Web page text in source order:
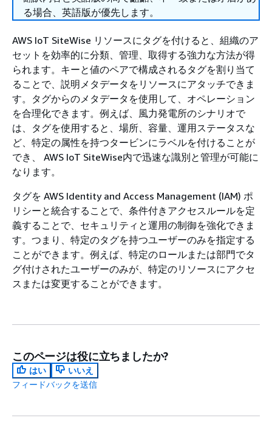
る場合、英語版が優先します。
AWS IoT SiteWise リソースにタグを付けると、組織のア
セットを効率的に分類、管理、取得する強力な方法が得
られます。キーと値のペアで構成されるタグを割り当て
ることで、説明メタデータをリソースにアタッチできま
す。タグからのメタデータを使用して、オペレーション
を合理化できます。例えば、風力発電所のシナリオで
は、タグを使用すると、場所、容量、運用ステータスな
ど、特定の属性を持つタービンにラベルを付けることが
でき、 AWS IoT SiteWise内で迅速な識別と管理が可能に
なります。
タグを AWS Identity and Access Management (IAM) ポ
リシーと統合することで、条件付きアクセスルールを定
義することで、セキュリティと運用の制御を強化できま
す。つまり、特定のタグを持つユーザーのみを指定する
ことができます。例えば、特定のロールまたは部門でタ
グ付けされたユーザーのみが、特定のリソースにアクセ
スまたは変更することができます。
このページは役に立ちましたか?
はい
いいえ
フィードバックを送信